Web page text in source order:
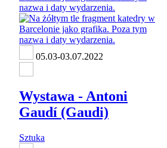
05.03-03.07.2022
Wystawa - Antoni
Gaudí (Gaudi)
Sztuka